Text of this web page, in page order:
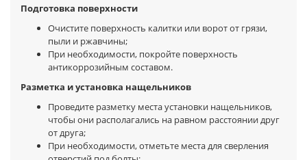
Подготовка поверхности
Очистите поверхность калитки или ворот от грязи,
пыли и ржавчины;
При необходимости, покройте поверхность
антикоррозийным составом.
Разметка и установка нащельников
Проведите разметку места установки нащельников,
чтобы они располагались на равном расстоянии друг
от друга;
При необходимости, отметьте места для сверления